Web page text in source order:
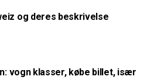
og deres beskrivelse
vogn klasser, købe billet, især